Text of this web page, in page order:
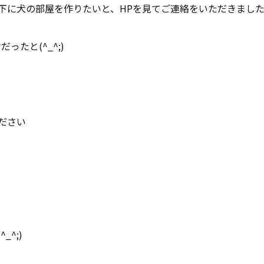
に犬の部屋を作りたいと、HPを見てご連絡をいただきまし
ったと(^_^;)
さい